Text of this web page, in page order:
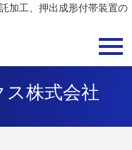
加工、押出成形付帯装置の
株式会社